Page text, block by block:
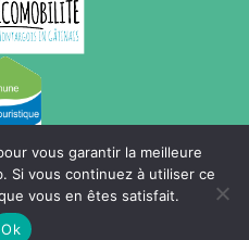
confidentialité
vous garantir la meilleure
Si vous continuez à utiliser ce
vous en êtes satisfait.
Ok